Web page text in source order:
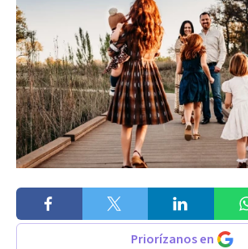
Priorízanos en